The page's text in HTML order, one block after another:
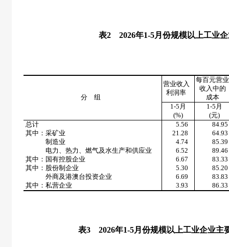
表2 2026年1-5月份规模以上工业
分 组
营业收入
利润率
每百元营业
收入中的
成本
1-5月
1-5月
(%)
(元)
总计
5.56
84.95
其中：采矿业
21.28
64.93
制造业
4.74
85.39
电力、热力、燃气及水生产和供应业
6.52
89.46
其中：国有控股企业
6.67
83.33
其中：股份制企业
5.30
85.20
外商及港澳台投资企业
6.69
83.83
其中：私营企业
3.93 86.33
表3 2026年1-5月份规模以上工业企业主